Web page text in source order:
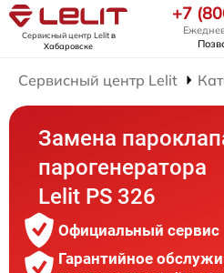
Сервисный центр Lelitв
Хабаровске
+7
Сервисный центр Lelit
Замена
парогенератора
Lelit PS 326
Официальный сервис
Гарантийное